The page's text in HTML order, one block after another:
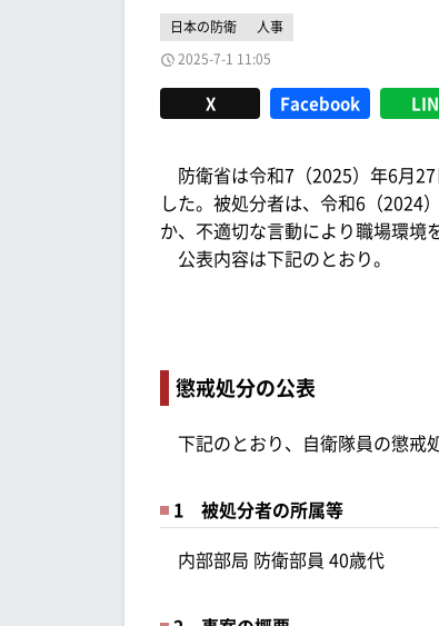
日本の防衛
人事
2025-7-1 11:05
X Facebook
防衛省は令和7（2025）年6月
した。被処分者は、令和6（2024
か、不適切な言動により職場環境
公表内容は下記のとおり。
懲戒処分の公表
下記のとおり、自衛隊員の懲戒
1 被処分者の所属等
内部部局 防衛部員 40歳代